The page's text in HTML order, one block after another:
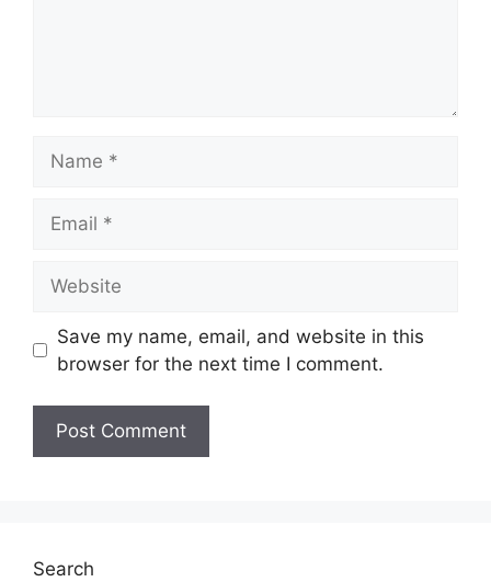
Save my name, email, and website in this
browser for the next time I comment.
Search